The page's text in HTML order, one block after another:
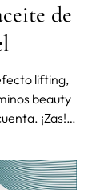
de
lifting,
beauty
¡Zas!
tu rutina